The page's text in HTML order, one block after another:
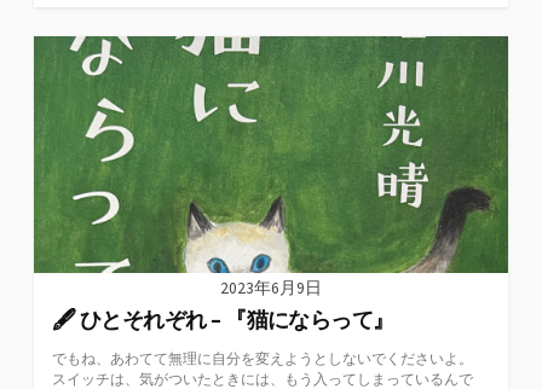
ゴ
リ
2023年6月9日
🖋 ひとそれぞれ – 『猫にならって』
でもね、あわてて無理に自分を変えようとしないでくださいよ。
スイッチは、気がついたときには、もう入ってしまっているんで